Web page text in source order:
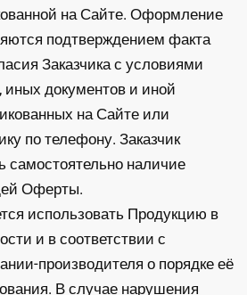
на Сайте. Оформление
подтверждением факта
Заказчика с условиями
документов и иной
на Сайте или
по телефону. Заказчик
самостоятельно наличие
Оферты.
использовать Продукцию в
и в соответствии с
производителя о порядке её
В случае нарушения